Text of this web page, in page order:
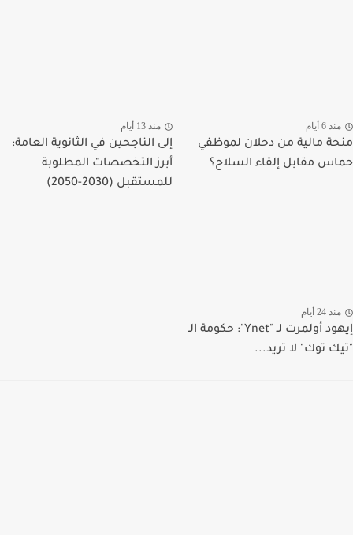
منذ 6 أيام
منحة مالية من دحلان لموظفي
حماس مقابل إلقاء السلاح؟
منذ 13 أيام
إلى الناجحين في الثانوية العامة:
أبرز التخصصات المطلوبة
للمستقبل (2030-2050)
منذ 24 أيام
إيهود أولمرت لـ "Ynet": حكومة الـ
"تيك توك" لا تريد...